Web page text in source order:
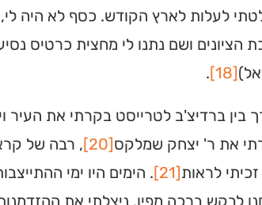
לעלות לארץ הקודש. כסף לא היה
הציונים ושם נתנו לי מחצית כרטיס
[18]
.
בין ברדיצ'ב לטרייסט בקרתי את העיר
את ר' יצחק שמלקס[20]
, רבה של
לראות[21]
. הימים היו ימי
לבקש ברכה מפיו. ניצלתי את